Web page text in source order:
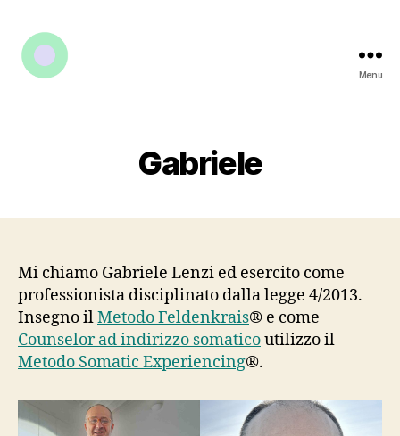
Menu
Gabriele
Mi chiamo Gabriele Lenzi ed esercito come
professionista disciplinato dalla legge 4/2013.
Insegno ilMetodo Feldenkrais® e come
Counselor ad indirizzo somaticoutilizzo il
Metodo Somatic Experiencing®.